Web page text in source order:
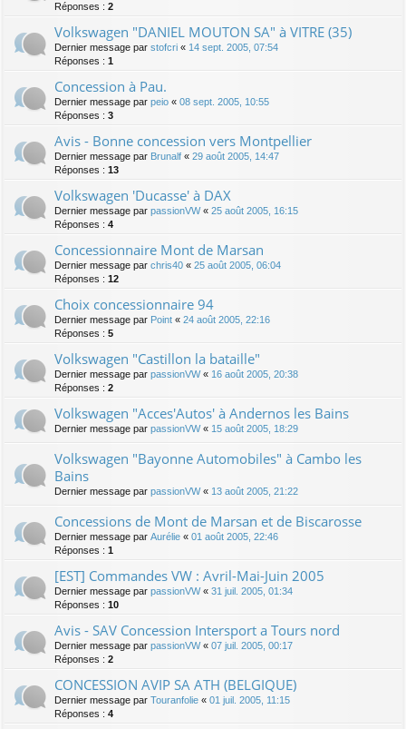
Réponses : 2
Volkswagen "DANIEL MOUTON SA" à VITRE (35)
Dernier message par stofcri « 14 sept. 2005, 07:54
Réponses : 1
Concession à Pau.
Dernier message par peio « 08 sept. 2005, 10:55
Réponses : 3
Avis - Bonne concession vers Montpellier
Dernier message par Brunalf « 29 août 2005, 14:47
Réponses : 13
Volkswagen 'Ducasse' à DAX
Dernier message par passionVW« 25 août 2005, 16:15
Réponses : 4
Concessionnaire Mont de Marsan
Dernier message par chris40 « 25 août 2005, 06:04
Réponses : 12
Choix concessionnaire 94
Dernier message par Point « 24 août 2005, 22:16
Réponses : 5
Volkswagen "Castillon la bataille"
Dernier message par passionVW« 16 août 2005, 20:38
Réponses : 2
Volkswagen "Acces'Autos' à Andernos les Bains
Dernier message par passionVW« 15 août 2005, 18:29
Volkswagen "Bayonne Automobiles" à Cambo les
Bains
Dernier message par passionVW« 13 août 2005, 21:22
Concessions de Mont de Marsan et de Biscarosse
Dernier message par Aurélie « 01 août 2005, 22:46
Réponses : 1
[EST] Commandes VW : Avril-Mai-Juin 2005
Dernier message par passionVW« 31 juil. 2005, 01:34
Réponses : 10
Avis - SAV Concession Intersport a Tours nord
Dernier message par passionVW« 07 juil. 2005, 00:17
Réponses : 2
CONCESSION AVIP SA ATH (BELGIQUE)
Dernier message par Touranfolie « 01 juil. 2005, 11:15
Réponses : 4